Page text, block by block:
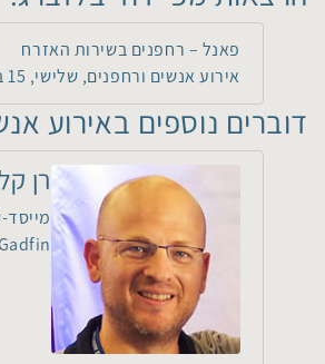
פאנל – רחפנים בשירות האזרח
אירוע אנשים ורחפנים, שלישי, 15 במאי 2018, 10:40
דוברים נוספים באירוע
רן
Gadfin